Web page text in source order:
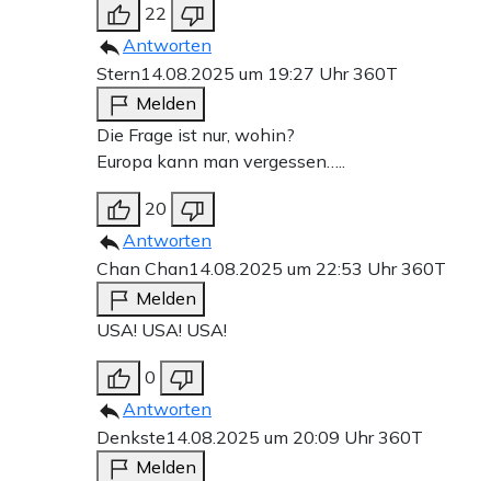
22
Antworten
Stern14.08.2025 um 19:27 Uhr360T
Melden
Die Frage ist nur, wohin?
Europa kann man vergessen…..
20
Antworten
Chan Chan14.08.2025 um 22:53 Uhr360T
Melden
USA! USA! USA!
0
Antworten
Denkste14.08.2025 um 20:09 Uhr360T
Melden